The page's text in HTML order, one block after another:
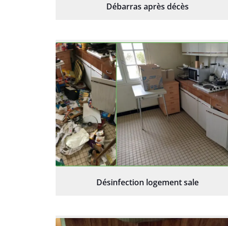
Débarras après décès
Désinfection logement sale